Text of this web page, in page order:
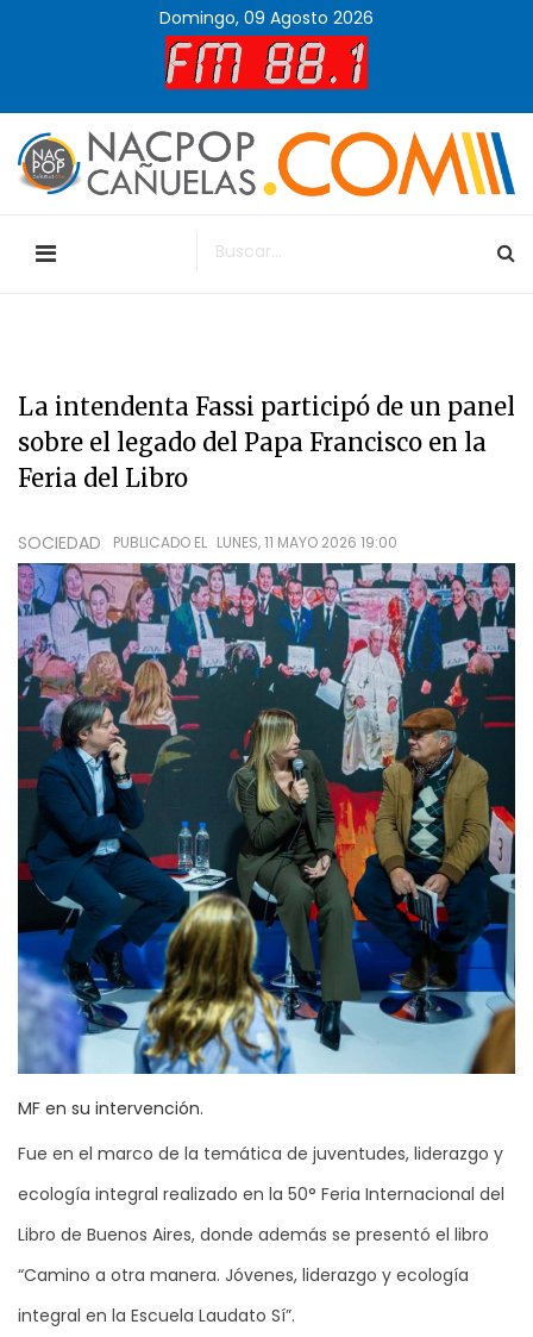
Domingo, 09 Agosto 2026
La intendenta Fassi participó de un panel
sobre el legado del Papa Francisco en la
Feria del Libro
SOCIEDAD PUBLICADO EL LUNES, 11 MAYO 2026 19:00
MF en su intervención.
Fue en el marco de la temática de juventudes, liderazgo y
ecología integral realizado en la 50° Feria Internacional del
Libro de Buenos Aires, donde además se presentó el libro
“Camino a otra manera. Jóvenes, liderazgo y ecología
integral en la Escuela Laudato Sí”.